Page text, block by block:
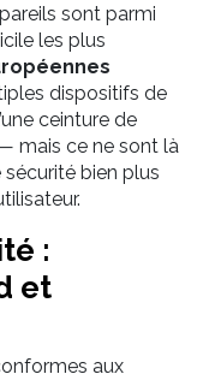
sont parmi
les plus
dispositifs de
ceinture de
mais ce ne sont là
bien plus
:
et
aux